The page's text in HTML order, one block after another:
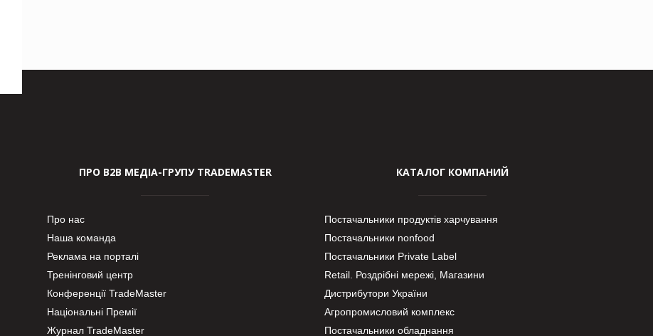
ПРО В2В МЕДІА-ГРУПУ TRADEMASTER
Про нас
Наша команда
Реклама на порталі
Тренінговий центр
Конференції TradeMaster
Національні Премії
Журнал TradeMaster
КАТАЛОГ КОМПАНИЙ
Постачальники продуктів харчування
Постачальники nonfood
Постачальники Private Label
Retail. Роздрібні мережі, Магазини
Дистрибутори України
Агропромисловий комплекс
Постачальники обладнання